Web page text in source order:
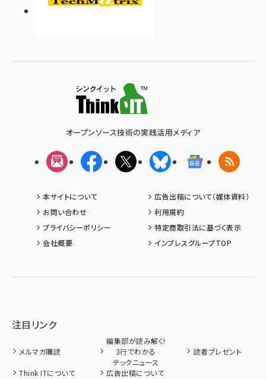
オープンソース技術の実践活用メディア
メルマガFacebookX(エックス)BlueskyGoogleニュ
RSS
本サイトについて
広告出稿について（媒体資料）
お問い合わせ
利用規約
プライバシーポリシー
特定商取引法に基づく表示
会社概要
インプレスグループTOP
注目リンク
メルマガ購読
編集部が読み解く!
3行でわかる
テックニュース
読者プレゼント
Think ITについて 広告出稿について